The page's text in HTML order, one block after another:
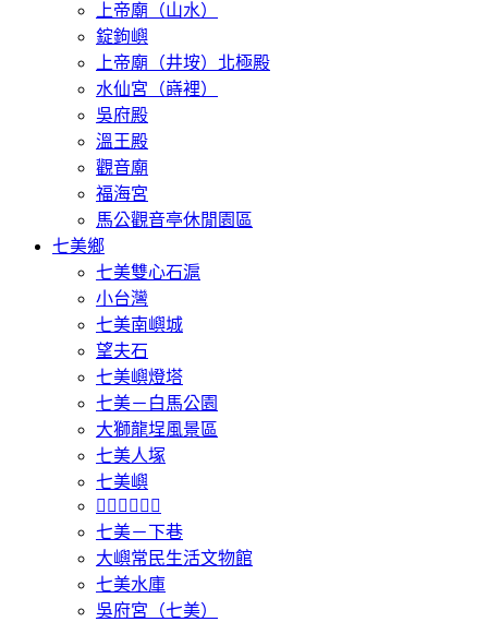
上帝廟（山水）
錠鉤嶼
上帝廟（井垵）北極殿
水仙宮（嵵裡）
吳府殿
溫王殿
觀音廟
福海宮
馬公觀音亭休閒園區
七美鄉
七美雙心石滬
小台灣
七美南嶼城
望夫石
七美嶼燈塔
七美－白馬公園
大獅龍埕風景區
七美人塚
七美嶼
𩵺鯉灣遊憩區
七美－下巷
大嶼常民生活文物館
七美水庫
吳府宮（七美）